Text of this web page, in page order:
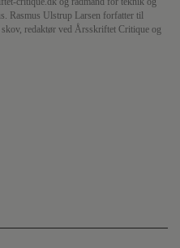
Rasmus Ulstrup Larsen forfatter til
redaktør ved Årsskriftet Critique og